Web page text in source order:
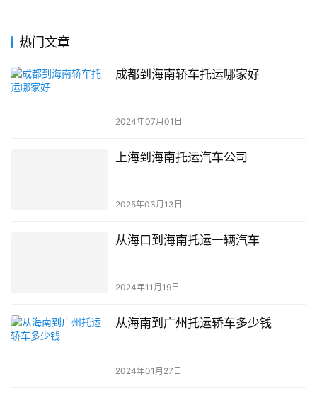
热门文章
成都到海南轿车托运哪家好
2024年07月01日
上海到海南托运汽车公司
2025年03月13日
从海口到海南托运一辆汽车
2024年11月19日
从海南到广州托运轿车多少钱
2024年01月27日